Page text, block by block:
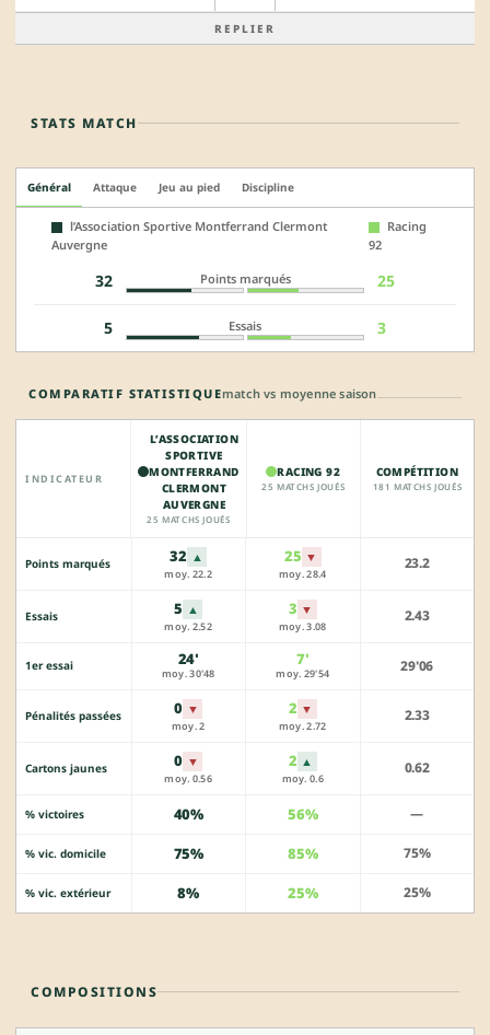
REPLIER
STATS MATCH
Général Attaque Jeu au pied Discipline
l’Association Sportive Montferrand Clermont
Auvergne
Racing
92
32 Points marqués 25
5 Essais 3
COMPARATIF STATISTIQUEmatch vs moyenne saison
INDICATEUR
L’ASSOCIATION
SPORTIVE
MONTFERRAND
CLERMONT
AUVERGNE
25 MATCHS JOUÉS
RACING 92
25 MATCHS JOUÉS
COMPÉTITION
181 MATCHS JOUÉS
Points marqués 32 ▲
moy. 22.2
25 ▼
moy. 28.4
23.2
Essais 5 ▲
moy. 2.52
3 ▼
moy. 3.08
2.43
1er essai 24'
moy. 30'48
7'
moy. 29'54 29'06
Pénalités passées 0 ▼
moy. 2
2 ▼
moy. 2.72
2.33
Cartons jaunes 0 ▼
moy. 0.56
2 ▲
moy. 0.6
0.62
% victoires 40% 56% —
% vic. domicile 75% 85% 75%
% vic. extérieur 8% 25% 25%
COMPOSITIONS